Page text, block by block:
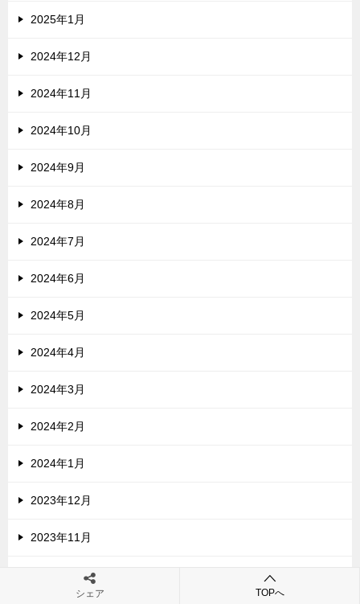
2025年1月
2024年12月
2024年11月
2024年10月
2024年9月
2024年8月
2024年7月
2024年6月
2024年5月
2024年4月
2024年3月
2024年2月
2024年1月
2023年12月
2023年11月
2023年10月
シェア TOPへ